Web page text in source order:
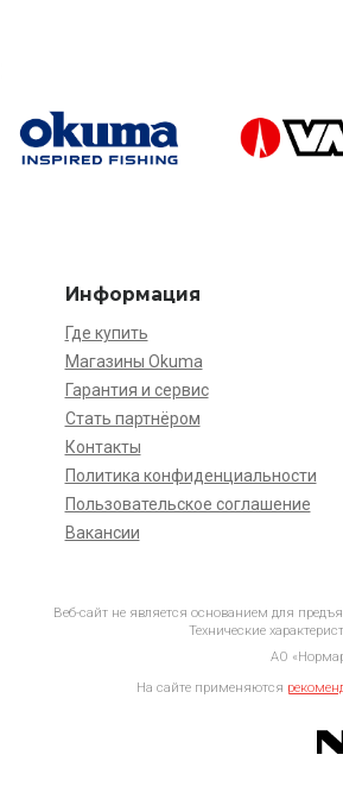
Информация
Где купить
Магазины Okuma
Гарантия и сервис
Стать партнёром
Контакты
Политика конфиденциальности
Пользовательское соглашение
Вакансии
Веб-сайт не является основанием для
Технические
АО
На сайте применяются